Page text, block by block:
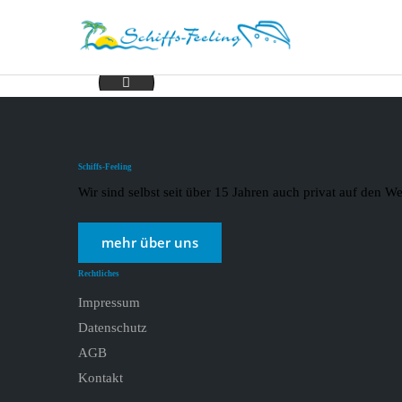
2021-01-22 Royal Caribbean 2
Schiffs-Feeling
Wir sind selbst seit über 15 Jahren auch privat auf den
mehr über uns
Rechtliches
Impressum
Datenschutz
AGB
Kontakt